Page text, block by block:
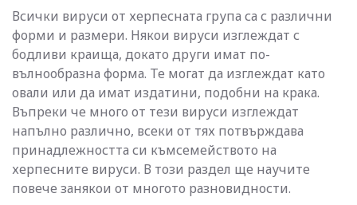
Всички вируси от херпесната група са с различни
форми и размери. Някои вируси изглеждат с
бодливи краища, докато други имат по-
вълнообразна форма. Те могат да изглеждат като
овали или да имат издатини, подобни на крака.
Въпреки че много от тези вируси изглеждат
напълно различно, всеки от тях потвърждава
принадлежността си къмсемейството на
херпесните вируси. В този раздел ще научите
повече занякои от многото разновидности.